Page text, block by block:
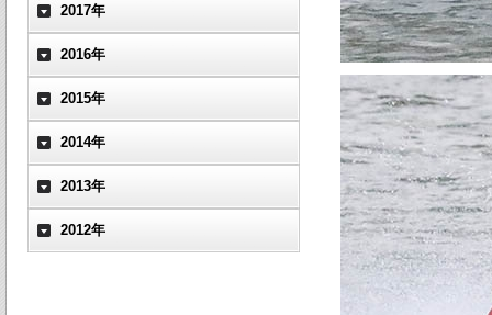
2017年
2016年
2015年
2014年
2013年
2012年